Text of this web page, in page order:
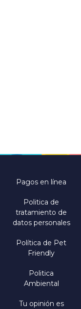
Pagos en línea
Politica de
tratamiento de
datos personales
Política de Pet
Friendly
Politica
Ambiental
Tu opinión es